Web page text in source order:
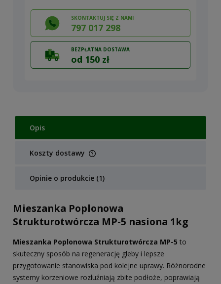
SKONTAKTUJ SIĘ Z NAMI
797 017 298
BEZPŁATNA DOSTAWA
od 150 zł
Opis
Koszty dostawy
Cena nie zawiera ewentualnych kosztów płatności
Opinie o produkcie (1)
Mieszanka Poplonowa
Strukturotwórcza MP-5 nasiona 1kg
Mieszanka Poplonowa Strukturotwórcza MP-5 to
skuteczny sposób na regenerację gleby i lepsze
przygotowanie stanowiska pod kolejne uprawy. Różnorodne
systemy korzeniowe rozluźniają zbite podłoże, poprawiają